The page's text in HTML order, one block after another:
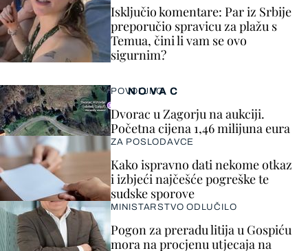
Isključio komentare: Par iz Srbije
preporučio spravicu za plažu s
Temua, čini li vam se ovo
sigurnim?
NOVAC
POVOLJNO
Dvorac u Zagorju na aukciji.
Početna cijena 1,46 milijuna eura
ZA POSLODAVCE
Kako ispravno dati nekome otkaz
i izbjeći najčešće pogreške te
sudske sporove
MINISTARSTVO ODLUČILO
Pogon za preradu litija u Gospiću
mora na procjenu utjecaja na